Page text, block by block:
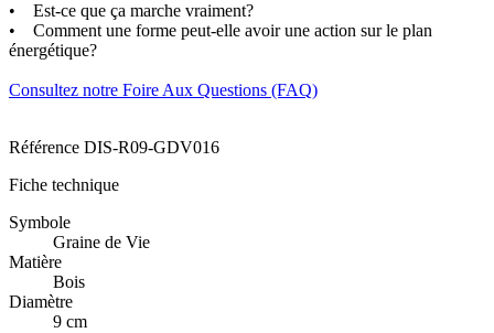
• Est-ce que ça marche vraiment?
• Comment une forme peut-elle avoir une action sur le plan
énergétique?
Consultez notre Foire Aux Questions (FAQ)
Référence DIS-R09-GDV016
Fiche technique
Symbole
Graine de Vie
Matière
Bois
Diamètre
9 cm